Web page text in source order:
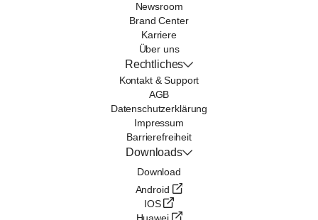
Newsroom
Brand Center
Karriere
Über uns
Rechtliches
Kontakt & Support
AGB
Datenschutzerklärung
Impressum
Barrierefreiheit
Downloads
Download
Android
IOS